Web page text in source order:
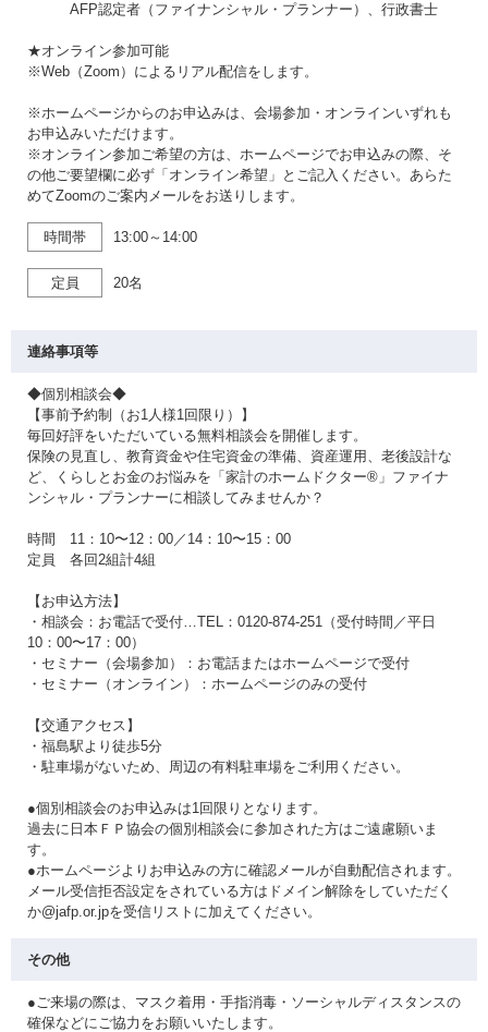
AFP認定者（ファイナンシャル・プランナー）、行政書士
★オンライン参加可能
※Web（Zoom）によるリアル配信をします。
※ホームページからのお申込みは、会場参加・オンラインいずれも
お申込みいただけます。
※オンライン参加ご希望の方は、ホームページでお申込みの際、そ
の他ご要望欄に必ず「オンライン希望」とご記入ください。あらた
めてZoomのご案内メールをお送りします。
時間帯 13:00～14:00
定員 20名
連絡事項等
◆個別相談会◆
【事前予約制（お1人様1回限り）】
毎回好評をいただいている無料相談会を開催します。
保険の見直し、教育資金や住宅資金の準備、資産運用、老後設計な
ど、くらしとお金のお悩みを「家計のホームドクター®」ファイナ
ンシャル・プランナーに相談してみませんか？
時間 11：10〜12：00／14：10〜15：00
定員 各回2組計4組
【お申込方法】
・相談会：お電話で受付…TEL：0120-874-251（受付時間／平日
10：00〜17：00）
・セミナー（会場参加）：お電話またはホームページで受付
・セミナー（オンライン）：ホームページのみの受付
【交通アクセス】
・福島駅より徒歩5分
・駐車場がないため、周辺の有料駐車場をご利用ください。
●個別相談会のお申込みは1回限りとなります。
過去に日本ＦＰ協会の個別相談会に参加された方はご遠慮願いま
す。
●ホームページよりお申込みの方に確認メールが自動配信されます。
メール受信拒否設定をされている方はドメイン解除をしていただく
か@jafp.or.jpを受信リストに加えてください。
その他
●ご来場の際は、マスク着用・手指消毒・ソーシャルディスタンスの
確保などにご協力をお願いいたします。